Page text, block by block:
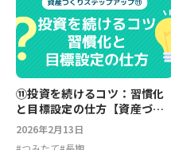
⑪投資を続けるコツ：習慣化
と目標設定の仕方【資産づく
りステップアップ】
2026年2月13日